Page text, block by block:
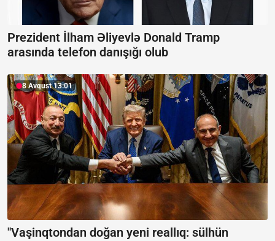
Prezident İlham Əliyevlə Donald Tramp
arasında telefon danışığı olub
8 Avqust 13:01
"Vaşinqtondan doğan yeni reallıq: sülhün